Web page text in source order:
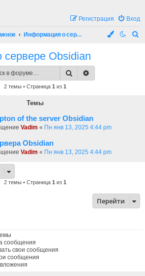
Вход
Регистрация
Информация о сервере Obsidian
Obsidian
Поиск
2 темы • Страница 1 из 1
Темы
of the server Obsidian
Vadim « Пн янв 13, 2025 4:44 pm
Obsidian
Vadim « Пн янв 13, 2025 4:44 pm
2 темы • Страница 1 из 1
Перейти
сообщения
свои сообщения
сообщения